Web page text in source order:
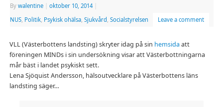
By walentine oktober 10, 2014
NUS, Politik, Psykisk ohälsa, Sjukvård, Socialstyrelsen Leave a comment
VLL (Västerbottens landsting) skryter idag på sin hemsida att
föreningen MINDs i sin undersökning visar att Västerbottningarna
mår bäst i landet psykiskt sett.
Lena Sjöquist Andersson, hälsoutvecklare på Västerbottens läns
landsting säger…